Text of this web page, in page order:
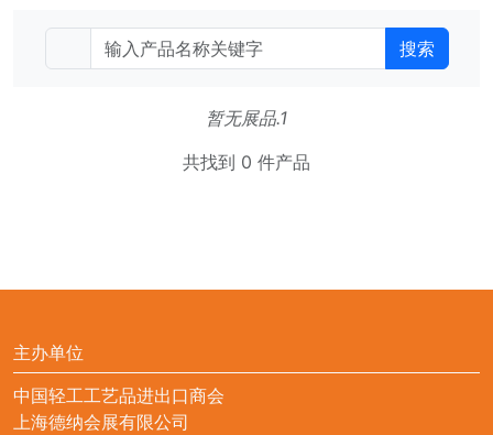
搜索
暂无展品.1
共找到 0 件产品
主办单位
中国轻工工艺品进出口商会
上海德纳会展有限公司